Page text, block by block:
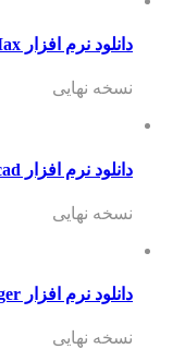
دانلود نرم افزار 3D Max
نسخه نهایی
دانلود نرم افزار autocad
نسخه نهایی
دانلود نرم افزار Download manager
نسخه نهایی